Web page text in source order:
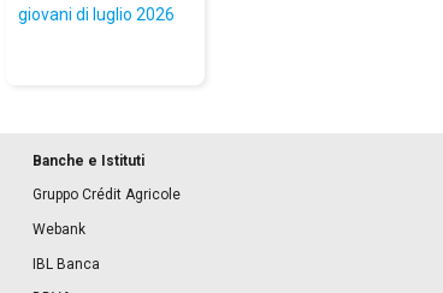
giovani di luglio 2026
Banche e Istituti
Gruppo Crédit Agricole
Webank
IBL Banca